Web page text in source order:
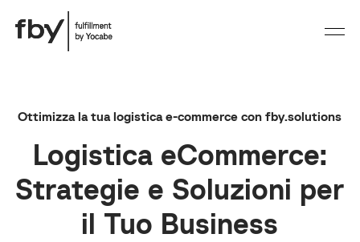
Ottimizza la tua logistica e-commerce con fby.solutions
Logistica eCommerce:
Strategie e Soluzioni per
il Tuo Business